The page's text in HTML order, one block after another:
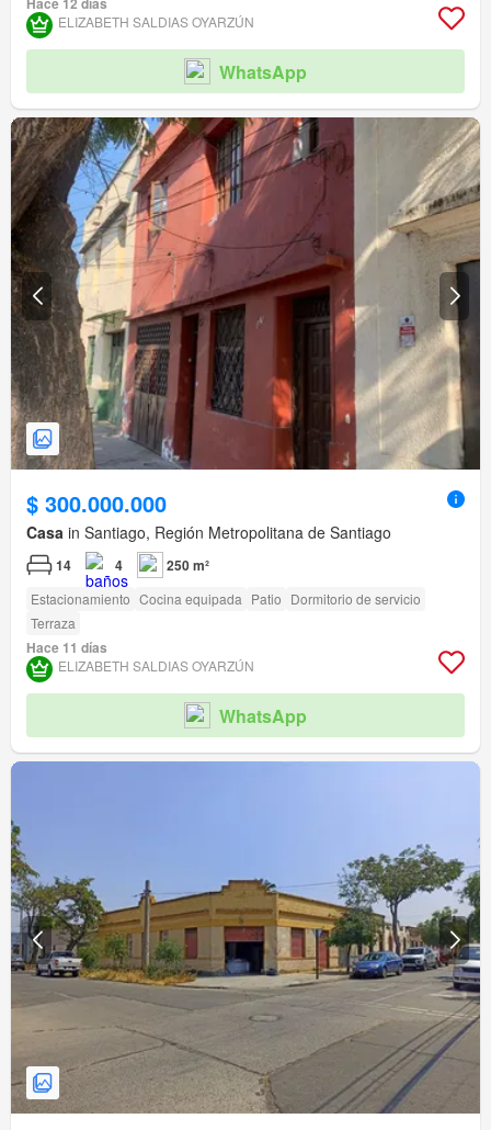
ELIZABETH SALDIAS OYARZÚN
WhatsApp
$ 300.000.000
Casa in Santiago, Región Metropolitana de Santiago
14 4 250 m²
Estacionamiento Cocina equipada Patio Dormitorio de servicio
Terraza
Hace 11 días
ELIZABETH SALDIAS OYARZÚN
WhatsApp